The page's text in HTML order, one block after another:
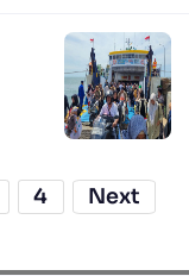
4 Next